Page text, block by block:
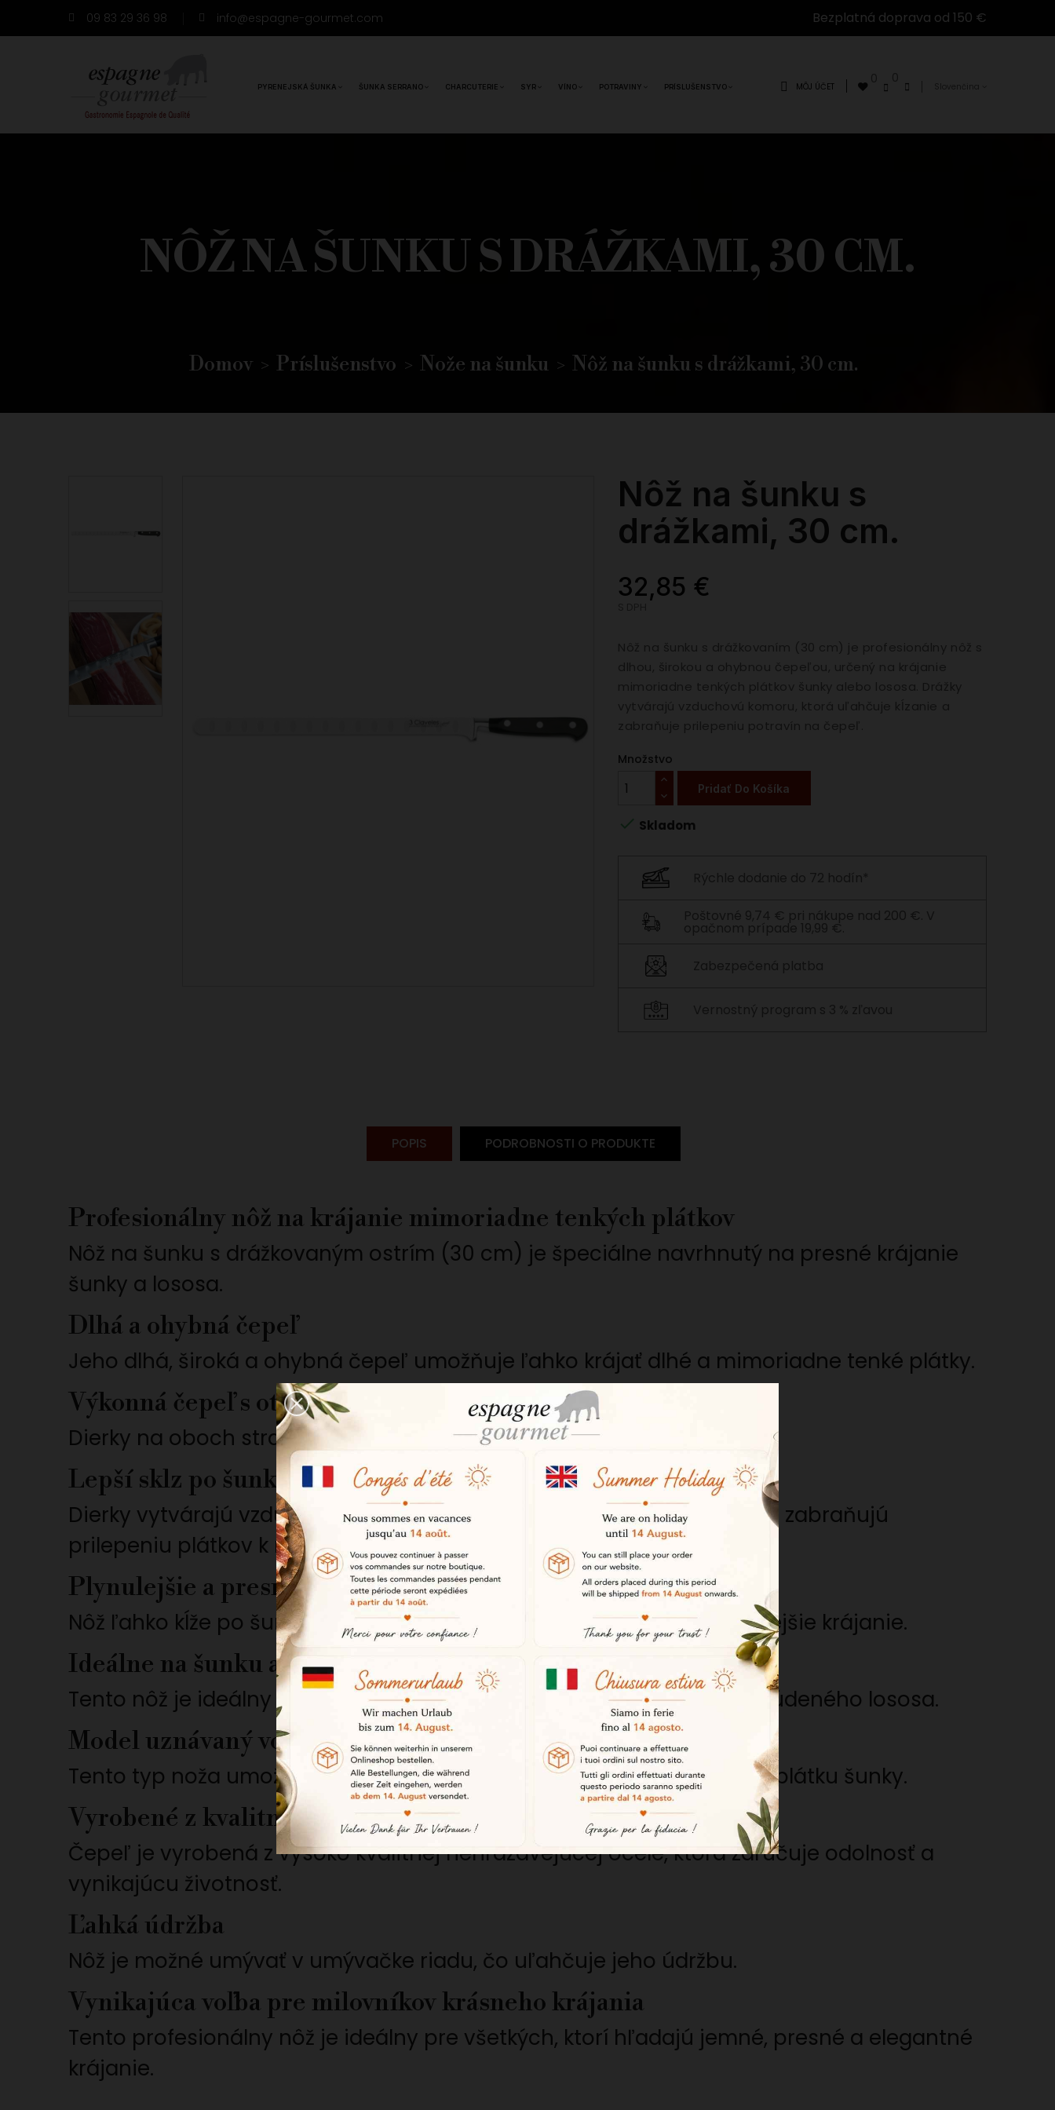
09 83 29 36 98 info@espagne-gourmet.com Bezplatná doprava od 150 €
PYRENEJSKÁ ŠUNKA ŠUNKA SERRANO CHARCUTERIE SYR VÍNO POTRAVINY PRÍSLUŠENSTVO MÔJ ÚČET
NÔŽ NA ŠUNKU S DRÁŽKAMI, 30 CM.
Domov Príslušenstvo Nože na šunku Nôž na šunku s drážkami, 30 cm.
Nôž na šunku s
drážkami, 30 cm.
32,85 €
Množstvo
Pridať Do Košíka
 Skladom
POPIS PODROBNOSTI O PRODUKTE
Profesionálny nôž na krájanie mimoriadne tenkých plátkov
Nôž na šunku s drážkovaným ostrím (30 cm) je špeciálne navrhnutý na presné krájanie
šunky a lososa.
Dlhá a ohybná čepeľ
Jeho dlhá, široká a ohybná čepeľ umožňuje ľahko krájať dlhé a mimoriadne tenké plátky.
Výkonná čepeľ s otvormi
Dierky na oboch stranách čepele výrazne zlepšujú kvalitu krájania.
Lepší sklz po šunke
Dierky vytvárajú vzduchovú komoru medzi čepeľou a potravinou, čím zabraňujú
prilepeniu plátkov k nožu.
Plynulejšie a presnejšie krájanie
Nôž ľahko kĺže po šunke, čím zabezpečuje pohodlnejšie a rovnomernejšie krájanie.
Ideálne na šunku a lososa
Tento nôž je ideálny na krájanie iberskej šunky, šunky serrano, ako aj údeného lososa.
Model uznávaný vo svete šunky
Tento typ noža umožnil dosiahnuť svetový rekord v dĺžke najdlhšieho plátku šunky.
Vyrobené z kvalitnej nehrdzavejúcej ocele
Čepeľ je vyrobená z vysoko kvalitnej nehrdzavejúcej ocele, ktorá zaručuje odolnosť a
vynikajúcu životnosť.
Ľahká údržba
Nôž je možné umývať v umývačke riadu, čo uľahčuje jeho údržbu.
Vynikajúca voľba pre milovníkov krásneho krájania
Tento profesionálny nôž je ideálny pre všetkých, ktorí hľadajú jemné, presné a elegantné
krájanie.